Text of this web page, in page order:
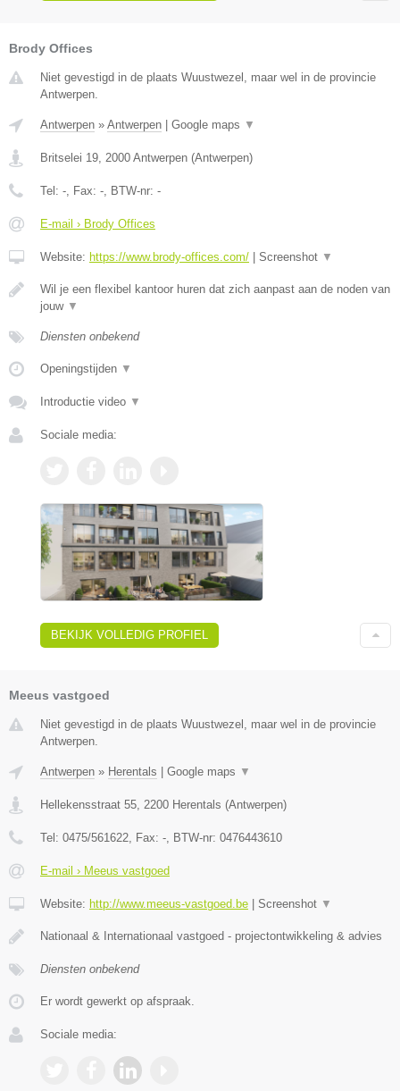
Brody Offices
Niet gevestigd in de plaats Wuustwezel, maar wel in de provincie
Antwerpen.
Antwerpen » Antwerpen Google maps ▼
Britselei 19 2000 Antwerpen (Antwerpen)
Tel: - , Fax: - , BTW-nr: -
E-mail › Brody Offices
Website: https://www.brody-offices.com/ Screenshot ▼
Wil je een flexibel kantoor huren dat zich aanpast aan de noden van
jouw ▼
Diensten onbekend
Openingstijden ▼
Introductie video ▼
Sociale media:
BEKIJK VOLLEDIG PROFIEL
Meeus vastgoed
Niet gevestigd in de plaats Wuustwezel, maar wel in de provincie
Antwerpen.
Antwerpen » Herentals Google maps ▼
Hellekensstraat 55 2200 Herentals (Antwerpen)
Tel: 0475/561622 , Fax: - , BTW-nr: 0476443610
E-mail › Meeus vastgoed
Website: http://www.meeus-vastgoed.be Screenshot ▼
Nationaal & Internationaal vastgoed - projectontwikkeling & advies
Diensten onbekend
Er wordt gewerkt op afspraak.
Sociale media: